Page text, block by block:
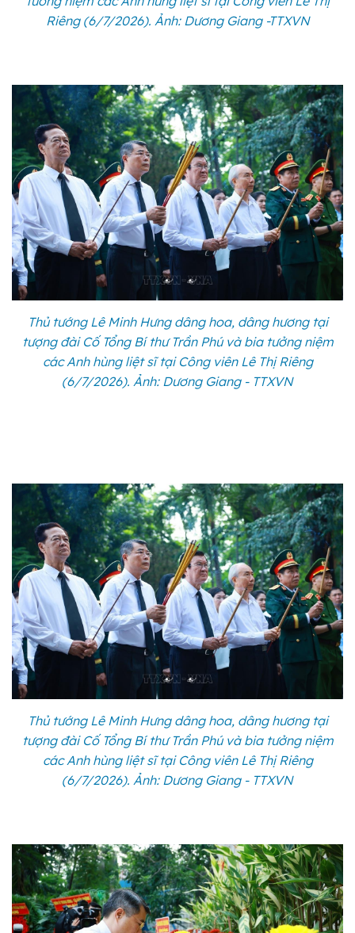
Riêng (6/7/2026). Ảnh: Dương Giang -TTXVN
Thủ tướng Lê Minh Hưng dâng hoa, dâng hương tại
tượng đài Cố Tổng Bí thư Trần Phú và bia tưởng niệm
các Anh hùng liệt sĩ tại Công viên Lê Thị Riêng
(6/7/2026). Ảnh: Dương Giang - TTXVN
Thủ tướng Lê Minh Hưng dâng hoa, dâng hương tại
tượng đài Cố Tổng Bí thư Trần Phú và bia tưởng niệm
các Anh hùng liệt sĩ tại Công viên Lê Thị Riêng
(6/7/2026). Ảnh: Dương Giang - TTXVN